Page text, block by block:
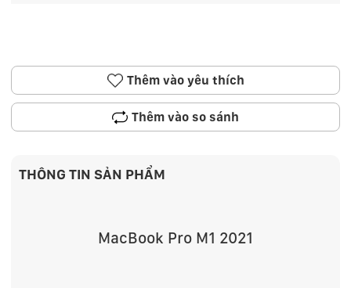
Thêm vào yêu thích
Thêm vào so sánh
THÔNG TIN SẢN PHẨM
MacBook Pro M1 2021